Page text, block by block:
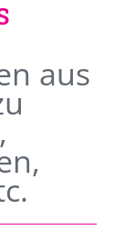
aus